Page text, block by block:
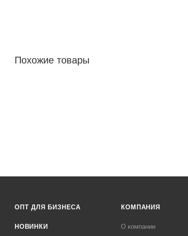
Похожие товары
ОПТ ДЛЯ БИЗНЕСА
НОВИНКИ
КОМПАНИЯ
О компании